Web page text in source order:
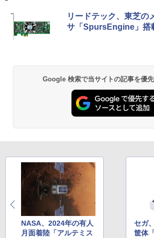
【Amazon.co.jp限定
ET ラベルレス ×8本
by Amazon 天然水 ラ
ウォーター ペットボト
ットル (Smart Basic)
￥1,117
by Amazon 炭酸水 ラ
強炭酸水 ペットボトル
art Basic)
薬屋のひとりごと 17
ンガンコミックス)
異世界居酒屋「のぶ」
￥832
￥594
HUNTER×HUNTER モ
コミックスDIGITAL)
￥572
リードテック、東芝の
サ「SpursEngine」搭
Google 検索で当サイトの記事を優
NASA、2024年の有人
月面着陸「アルテミス
セガ
筐体